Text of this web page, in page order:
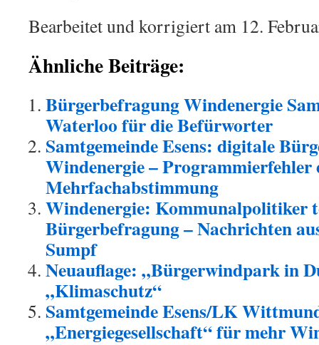
Bearbeitet und korrigiert am 12.
Ähnliche Beiträge:
Bürgerbefragung Windenergie
Waterloo für die Befürworter
Samtgemeinde Esens: digitale
Windenergie –
Mehrfachabstimmung
Windenergie: Kommunalpolitiker
Bürgerbefragung – Nachrichten
Sumpf
Neuauflage: „Bürgerwindpark in
„Klimaschutz“
Samtgemeinde Esens/LK
„Energiegesellschaft“ für mehr